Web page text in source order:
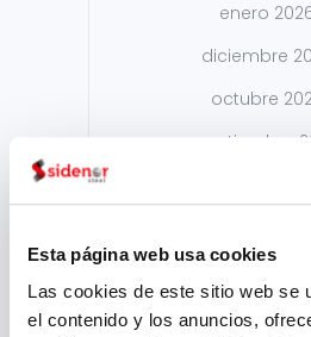
Esta página web usa cookies
Las cookies de este sitio web se
el contenido y los anuncios,
enero
diciembre
octubre
septiembre
abril 2025